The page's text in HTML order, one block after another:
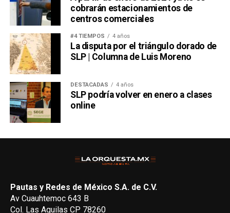
cobrarán estacionamientos de
centros comerciales
#4 TIEMPOS 4 años
La disputa por el triángulo dorado de
SLP | Columna de Luis Moreno
DESTACADAS 4 años
SLP podría volver en enero a clases
online
Pautas y Redes de México S.A. de C.V.
Av Cuauhtemoc 643 B
Col. Las Aguilas CP 78260